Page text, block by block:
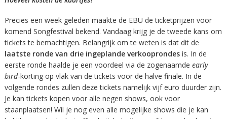
Precies een week geleden maakte de EBU de ticketprijzen voor
komend Songfestival bekend. Vandaag krijg je de tweede kans om
tickets te bemachtigen. Belangrijk om te weten is dat dit de
laatste ronde van drie ingeplande verkooprondesis. In de
eerste ronde haalde je een voordeel via de zogenaamde early
bird-korting op vlak van de tickets voor de halve finale. In de
volgende rondes zullen deze tickets namelijk vijf euro duurder zijn.
Je kan tickets kopen voor alle negen shows, ook voor
staanplaatsen! Wil je nog even alle mogelijke shows die je kan